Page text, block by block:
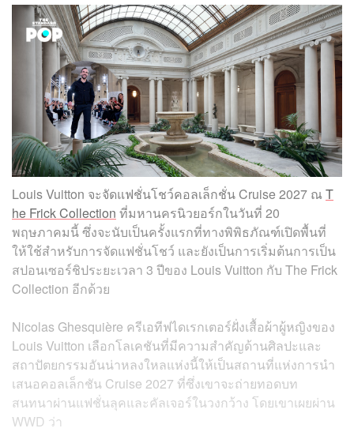
Louis Vuitton จะจัดแฟชั่นโชว์คอลเล็กชั่น Cruise 2027 ณT
he Frick Collection ที่มหานครนิวยอร์กในวันที่ 20
พฤษภาคมนี้ ซึ่งจะนับเป็นครั้งแรกที่ทางพิพิธภัณฑ์เปิดพื้นที่
ให้ใช้สำหรับการจัดแฟชั่นโชว์ และยังเป็นการเริ่มต้นการเป็น
สปอนเซอร์ชิประยะเวลา 3 ปีของ Louis Vuitton กับ The Frick
Collection อีกด้วย
Nicolas Ghesquière ครีเอทีฟไดเรกเตอร์ฝั่งเสื้อผ้าผู้หญิงของ
Louis Vuitton เลือกโลเคชันที่มีความสำคัญด้านศิลปะและ
สถาปัตยกรรมอันน่าหลงใหลแห่งนี้ให้เป็นสถานที่แห่งการนำ
เสนอคอลเล็กชัน Cruise 2027 ที่ซึ่งเขาจะถ่ายทอดบท
สนทนาผ่านแฟชั่นลุคและคัลเจอร์ในวงกว้าง โดยเขาเผยผ่าน
WWD ว่า